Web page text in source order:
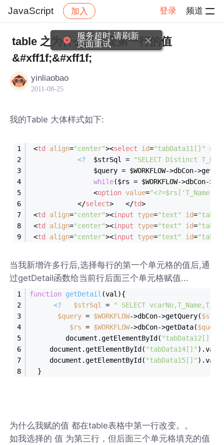
JavaScript 加入 登录 频道
社区 JavaScript 帖子详情
table 之为什么只改变第一行的值
&#xff1f;&#xff1f;
yinliaobao
2011-08-25
我的Table 大体样式如下:
<td align="center"><select id="tabData11[]"
<?
  $strSql =
"SELECT Distinct
while($rs = $WORKFLOW->dbCon-
<option value=
</select> </td>
<td align="center"><input type="text" id=
<td align="center"><input type="text" id=
<td align="center"><input type="text" id=
当我新增许多行后,选择每行的第一个单元格的值后,通
过getDetail函数给当前行后面三个单元格赋值...
function getDetail (val ){
<?
$strSql =
" SELECT
$query = $WORKFLOW->dbCon->getQuery(
$rs = $WORKFLOW->dbCon->getData($query
         document.getElementById(
"tabData12[]"
	 document.getElementById(
"tabData14[]"
	 document.getElementById(
"tabData15[]"
  }
为什么我赋的值 都在table表格中第一行改变。。
如我选择的 值 为第三行，但后面三个单元格填充的值
服务超时,请刷新
页面重试